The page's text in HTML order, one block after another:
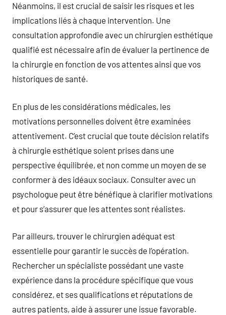
Néanmoins, il est crucial de saisir les risques et les
implications liés à chaque intervention. Une
consultation approfondie avec un chirurgien esthétique
qualifié est nécessaire afin de évaluer la pertinence de
la chirurgie en fonction de vos attentes ainsi que vos
historiques de santé.
En plus de les considérations médicales, les
motivations personnelles doivent être examinées
attentivement. C’est crucial que toute décision relatifs
à chirurgie esthétique soient prises dans une
perspective équilibrée, et non comme un moyen de se
conformer à des idéaux sociaux. Consulter avec un
psychologue peut être bénéfique à clarifier motivations
et pour s’assurer que les attentes sont réalistes.
Par ailleurs, trouver le chirurgien adéquat est
essentielle pour garantir le succès de l’opération.
Rechercher un spécialiste possédant une vaste
expérience dans la procédure spécifique que vous
considérez, et ses qualifications et réputations de
autres patients, aide à assurer une issue favorable.